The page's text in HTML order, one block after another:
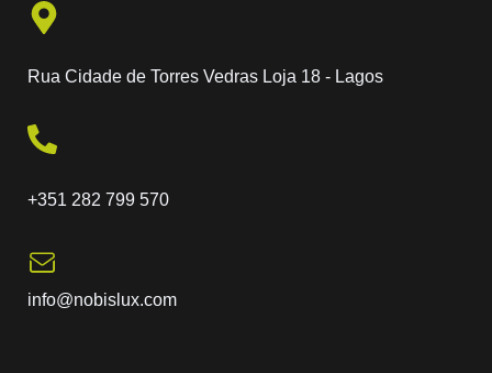
Rua Cidade de Torres Vedras Loja 18 - Lagos
+351 282 799 570
info@nobislux.com